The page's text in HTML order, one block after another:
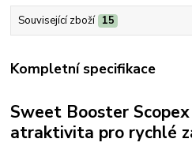
Související zboží 15
Kompletní specifikace
Sweet Booster
atraktivita pro rychlé